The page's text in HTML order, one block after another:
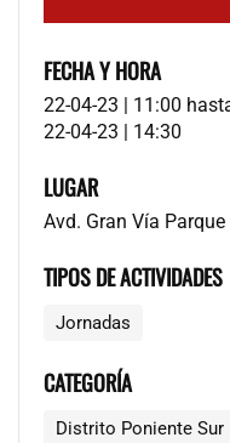
FECHA Y HORA
22-04-23 | 11:00
22-04-23 | 14:30
LUGAR
Avd. Gran Vía Parque
TIPOS DE ACTIVIDADES
Jornadas
CATEGORÍA
Distrito Poniente Sur